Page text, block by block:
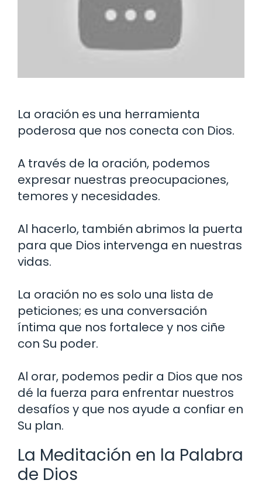
La oración es una herramienta
poderosa que nos conecta con Dios.
A través de la oración, podemos
expresar nuestras preocupaciones,
temores y necesidades.
Al hacerlo, también abrimos la puerta
para que Dios intervenga en nuestras
vidas.
La oración no es solo una lista de
peticiones; es una conversación
íntima que nos fortalece y nos ciñe
con Su poder.
Al orar, podemos pedir a Dios que nos
dé la fuerza para enfrentar nuestros
desafíos y que nos ayude a confiar en
Su plan.
La Meditación en la Palabra
de Dios